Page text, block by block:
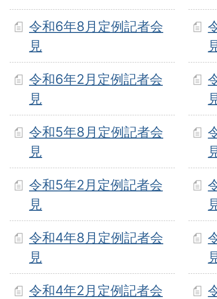
令和6年8月定例記者会
見
令和6年2月定例記者会
見
令和5年8月定例記者会
見
令和5年2月定例記者会
見
令和4年8月定例記者会
見
令和4年2月定例記者会